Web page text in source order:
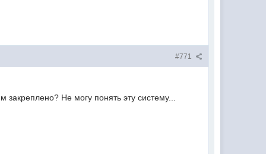
#771
Не могу понять эту систему...